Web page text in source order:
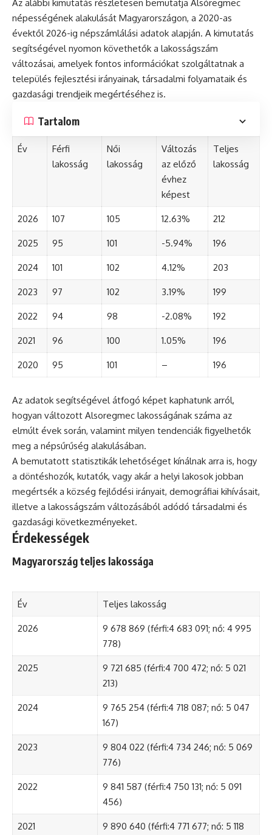
Az alábbi kimutatás részletesen bemutatja Alsóregmec
népességének alakulását Magyarországon, a 2020-as
évektől 2026-ig népszámlálási adatok alapján. A kimutatás
segítségével nyomon követhetők a lakosságszám
változásai, amelyek fontos információkat szolgáltatnak a
település fejlesztési irányainak, társadalmi folyamataik és
gazdasági trendjeik megértéséhez is.
Tartalom
Év
Férfi
lakosság
Női
lakosság
Változás
az előző
évhez
képest
Teljes
lakosság
2026 107 105 12.63% 212
2025 95 101 -5.94% 196
2024 101 102 4.12% 203
2023 97 102 3.19% 199
2022 94 98 -2.08% 192
2021 96 100 1.05% 196
2020 95 101 – 196
Az adatok segítségével átfogó képet kaphatunk arról,
hogyan változott Alsoregmec lakosságának száma az
elmúlt évek során, valamint milyen tendenciák figyelhetők
meg a népsűrűség alakulásában.
A bemutatott statisztikák lehetőséget kínálnak arra is, hogy
a döntéshozók, kutatók, vagy akár a helyi lakosok jobban
megértsék a község fejlődési irányait, demográfiai kihívásait,
illetve a lakosságszám változásából adódó társadalmi és
gazdasági következményeket.
Érdekességek
Magyarország teljes lakossága
Év Teljes lakosság
2026
9 678 869 (férfi:4 683 091; nő: 4 995
778)
2025
9 721 685 (férfi:4 700 472; nő: 5 021
213)
2024
9 765 254 (férfi:4 718 087; nő: 5 047
167)
2023
9 804 022 (férfi:4 734 246; nő: 5 069
776)
2022
9 841 587 (férfi:4 750 131; nő: 5 091
456)
2021
9 890 640 (férfi:4 771 677; nő: 5 118